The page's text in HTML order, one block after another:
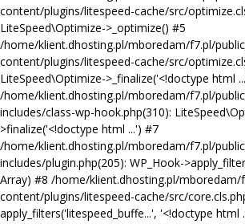
content/plugins/litespeed-cache/src/
LiteSpeed\Optimize->_optimize() #5
/home/klient.dhosting.pl/mboredam/f7.pl/
content/plugins/litespeed-cache/src/
LiteSpeed\Optimize->_finalize('<!doctype html
/home/klient.dhosting.pl/mboredam/f7.pl/
includes/class-wp-hook.php(310):
>finalize('<!doctype html ...') #7
/home/klient.dhosting.pl/mboredam/f7.pl/
includes/plugin.php(205): WP_Hook-
Array) #8 /home/klient.dhosting.pl/mboredam/
content/plugins/litespeed-cache/src/
apply_filters('litespeed_buffe...', '<!doctype html